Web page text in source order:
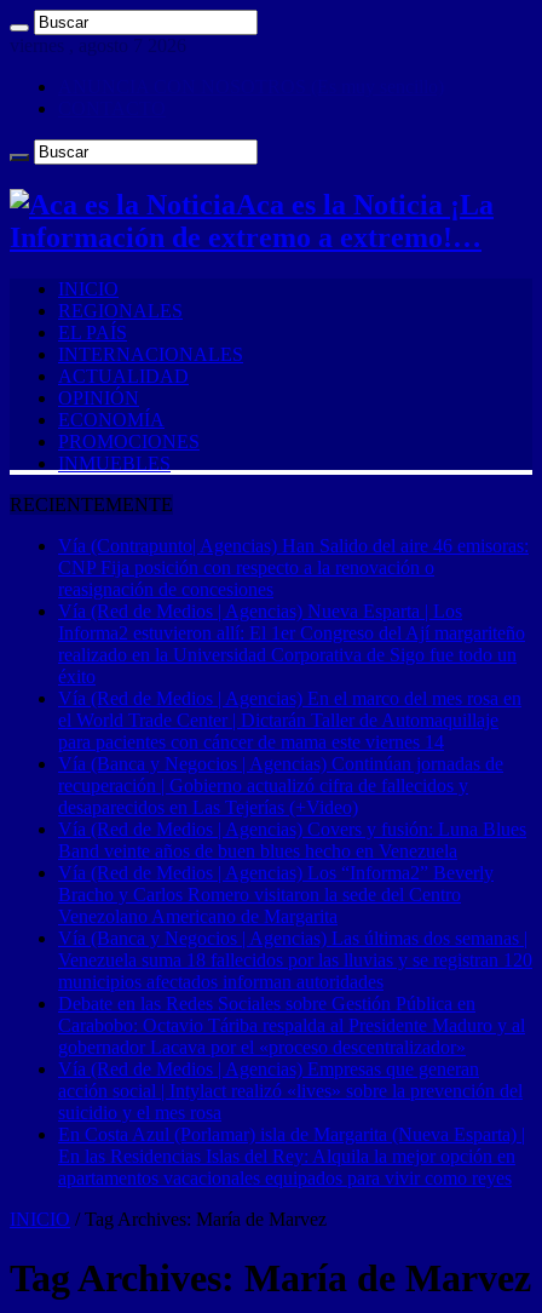
viernes , agosto 7 2026
Aca es la Noticia ¡La
Información de extremo a extremo!…
INICIO
REGIONALES
EL PAÍS
INTERNACIONALES
ACTUALIDAD
OPINIÓN
ECONOMÍA
PROMOCIONES
INMUEBLES
RECIENTEMENTE
Vía (Contrapunto| Agencias) Han Salido del aire 46 emisoras:
CNP Fija posición con respecto a la renovación o
reasignación de concesiones
Vía (Red de Medios | Agencias) Nueva Esparta | Los
Informa2 estuvieron allí: El 1er Congreso del Ají margariteño
realizado en la Universidad Corporativa de Sigo fue todo un
éxito
Vía (Red de Medios | Agencias) En el marco del mes rosa en
el World Trade Center | Dictarán Taller de Automaquillaje
para pacientes con cáncer de mama este viernes 14
Vía (Banca y Negocios | Agencias) Continúan jornadas de
recuperación | Gobierno actualizó cifra de fallecidos y
desaparecidos en Las Tejerías (+Video)
Vía (Red de Medios | Agencias) Covers y fusión: Luna Blues
Band veinte años de buen blues hecho en Venezuela
Vía (Red de Medios | Agencias) Los “Informa2” Beverly
Bracho y Carlos Romero visitaron la sede del Centro
Venezolano Americano de Margarita
Vía (Banca y Negocios | Agencias) Las últimas dos semanas |
Venezuela suma 18 fallecidos por las lluvias y se registran 120
municipios afectados informan autoridades
Debate en las Redes Sociales sobre Gestión Pública en
Carabobo: Octavio Táriba respalda al Presidente Maduro y al
gobernador Lacava por el «proceso descentralizador»
Vía (Red de Medios | Agencias) Empresas que generan
acción social | Intylact realizó «lives» sobre la prevención del
suicidio y el mes rosa
En Costa Azul (Porlamar) isla de Margarita (Nueva Esparta) |
En las Residencias Islas del Rey: Alquila la mejor opción en
apartamentos vacacionales equipados para vivir como reyes
INICIO / Tag Archives: María de Marvez
Tag Archives: María de Marvez